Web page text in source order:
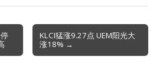
KLCI猛涨9.27点 UEM阳光大
涨18% →